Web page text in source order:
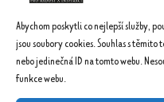
Abychom poskytli co nejlepší služby,
jsou soubory cookies. Souhlas s
nebo jedinečná ID na tomto webu.
funkce webu.